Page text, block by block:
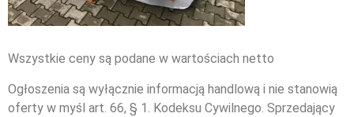
Wszystkie ceny są podane w wartościach netto
Ogłoszenia są wyłącznie informacją handlową i nie stanowią
oferty w myśl art. 66, § 1. Kodeksu Cywilnego. Sprzedający